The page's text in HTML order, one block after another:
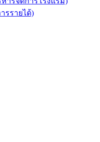
รรายได้)